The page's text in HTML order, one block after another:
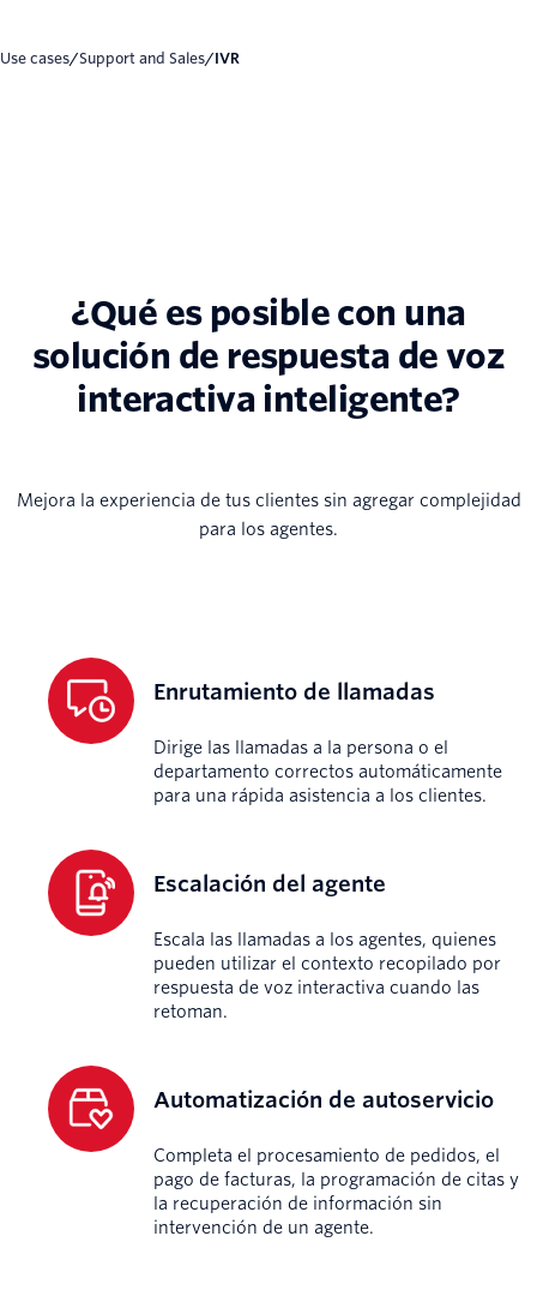
Use cases/ Support and Sales/ IVR
¿Qué es posible con una
solución de respuesta de voz
interactiva inteligente?
Mejora la experiencia de tus clientes sin agregar complejidad
para los agentes.
Enrutamiento de llamadas
Dirige las llamadas a la persona o el
departamento correctos automáticamente
para una rápida asistencia a los clientes.
Escalación del agente
Escala las llamadas a los agentes, quienes
pueden utilizar el contexto recopilado por
respuesta de voz interactiva cuando las
retoman.
Automatización de autoservicio
Completa el procesamiento de pedidos, el
pago de facturas, la programación de citas y
la recuperación de información sin
intervención de un agente.